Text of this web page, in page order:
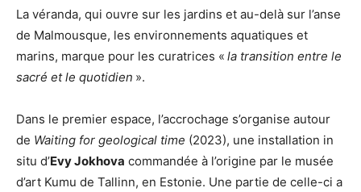
La véranda, qui ouvre sur les jardins et au-delà sur l’anse
de Malmousque, les environnements aquatiques et
marins, marque pour les curatrices « la transition entre le
sacré et le quotidien ».
Dans le premier espace, l’accrochage s’organise autour
de Waiting for geological time (2023), une installation in
situ d’Evy Jokhova commandée à l’origine par le musée
d’art Kumu de Tallinn, en Estonie. Une partie de celle-ci a